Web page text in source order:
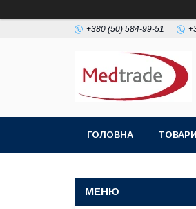
+380 (50) 584-99-51
ГОЛОВНА